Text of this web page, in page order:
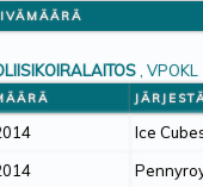
, VPOKL
Ice